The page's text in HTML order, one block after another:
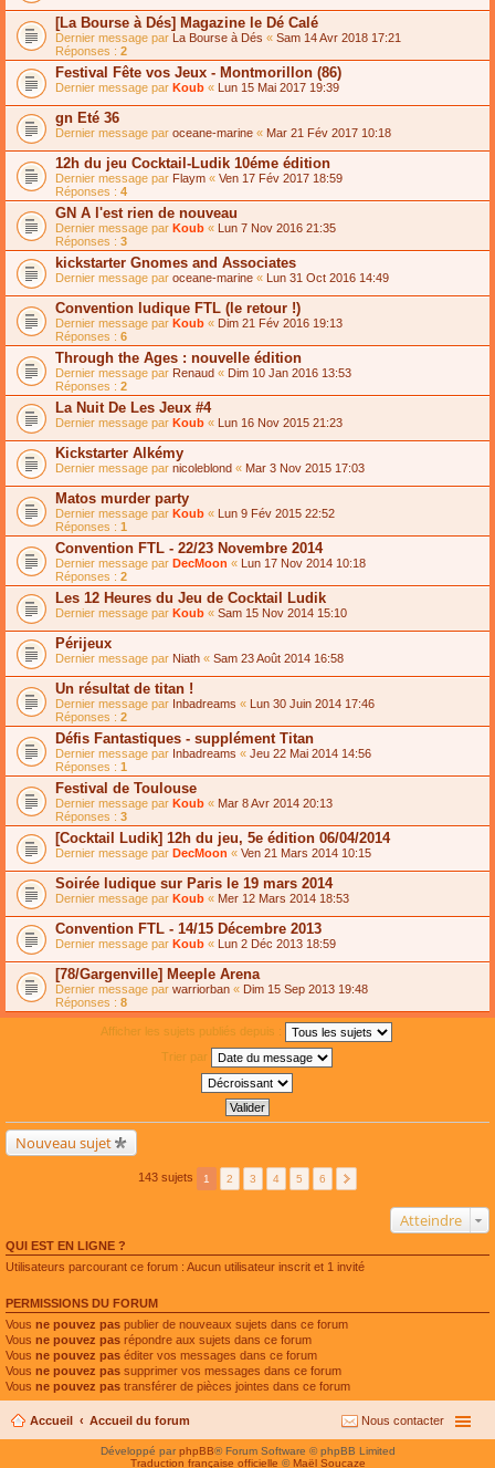
[La Bourse à Dés] Magazine le Dé Calé
Dernier message par La Bourse à Dés « Sam 14 Avr 2018 17:21
Réponses : 2
Festival Fête vos Jeux - Montmorillon (86)
Dernier message par Koub « Lun 15 Mai 2017 19:39
gn Eté 36
Dernier message par oceane-marine « Mar 21 Fév 2017 10:18
12h du jeu Cocktail-Ludik 10éme édition
Dernier message par Flaym « Ven 17 Fév 2017 18:59
Réponses : 4
GN A l'est rien de nouveau
Dernier message par Koub « Lun 7 Nov 2016 21:35
Réponses : 3
kickstarter Gnomes and Associates
Dernier message par oceane-marine « Lun 31 Oct 2016 14:49
Convention ludique FTL (le retour !)
Dernier message par Koub « Dim 21 Fév 2016 19:13
Réponses : 6
Through the Ages : nouvelle édition
Dernier message par Renaud « Dim 10 Jan 2016 13:53
Réponses : 2
La Nuit De Les Jeux #4
Dernier message par Koub « Lun 16 Nov 2015 21:23
Kickstarter Alkémy
Dernier message par nicoleblond « Mar 3 Nov 2015 17:03
Matos murder party
Dernier message par Koub « Lun 9 Fév 2015 22:52
Réponses : 1
Convention FTL - 22/23 Novembre 2014
Dernier message par DecMoon « Lun 17 Nov 2014 10:18
Réponses : 2
Les 12 Heures du Jeu de Cocktail Ludik
Dernier message par Koub « Sam 15 Nov 2014 15:10
Périjeux
Dernier message par Niath « Sam 23 Août 2014 16:58
Un résultat de titan !
Dernier message par Inbadreams « Lun 30 Juin 2014 17:46
Réponses : 2
Défis Fantastiques - supplément Titan
Dernier message par Inbadreams « Jeu 22 Mai 2014 14:56
Réponses : 1
Festival de Toulouse
Dernier message par Koub « Mar 8 Avr 2014 20:13
Réponses : 3
[Cocktail Ludik] 12h du jeu, 5e édition 06/04/2014
Dernier message par DecMoon « Ven 21 Mars 2014 10:15
Soirée ludique sur Paris le 19 mars 2014
Dernier message par Koub « Mer 12 Mars 2014 18:53
Convention FTL - 14/15 Décembre 2013
Dernier message par Koub « Lun 2 Déc 2013 18:59
[78/Gargenville] Meeple Arena
Dernier message par warriorban « Dim 15 Sep 2013 19:48
Réponses : 8
Afficher les sujets publiés depuis :
Trier par
Nouveau sujet
143 sujets 1 2 3 4 5 6
Atteindre
QUI EST EN LIGNE ?
Utilisateurs parcourant ce forum : Aucun utilisateur inscrit et 1 invité
PERMISSIONS DU FORUM
Vous ne pouvez pas publier de nouveaux sujets dans ce forum
Vous ne pouvez pas répondre aux sujets dans ce forum
Vous ne pouvez pas éditer vos messages dans ce forum
Vous ne pouvez pas supprimer vos messages dans ce forum
Vous ne pouvez pas transférer de pièces jointes dans ce forum
Accueil Accueil du forum Nous contacter
Développé parphpBB® Forum Software © phpBB Limited
Traduction française officielle © Maël Soucaze